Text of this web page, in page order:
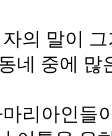
의 말이
네 중에 많
리아인들